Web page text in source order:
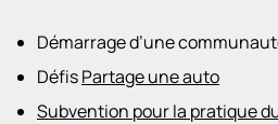
Démarrage d’une
DéfisPartage une auto
Subvention pour la pratique